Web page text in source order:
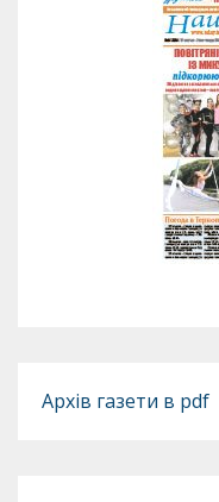
Архів газети в pdf